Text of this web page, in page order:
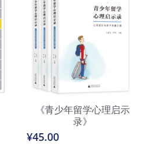
《青少年留学心理启示
录》
¥45.00